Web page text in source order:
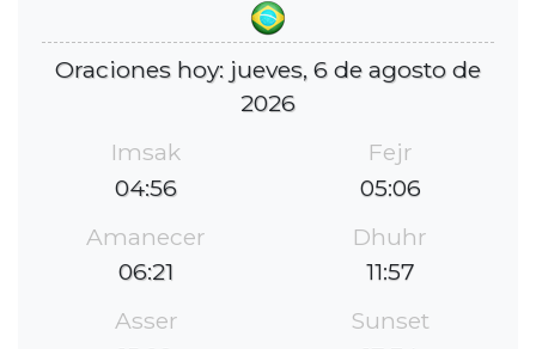
Oraciones hoy: jueves, 6 de agosto de
2026
Imsak
04:56
Fejr
05:06
Amanecer
06:21
Dhuhr
11:57
Asser
Sunset